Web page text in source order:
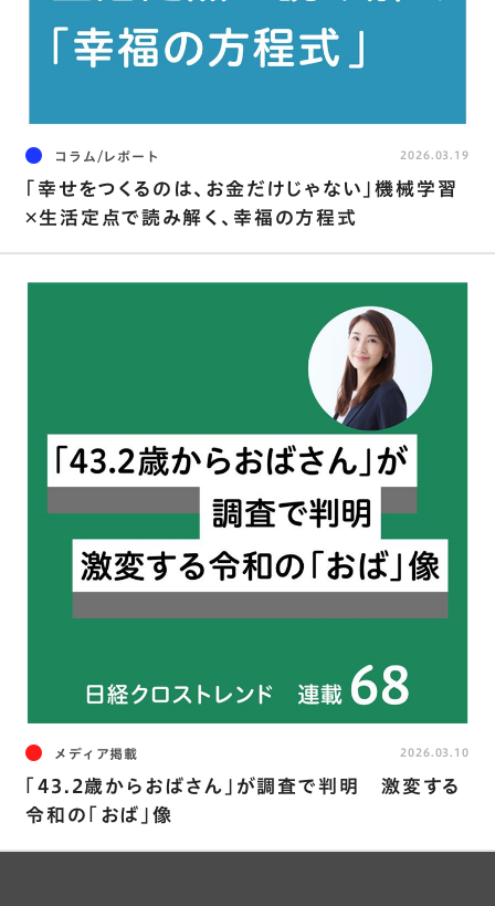
コラム/レポート
｢幸せをつくるのは、お金だけじゃない｣機械学習
×生活定点で読み解く、幸福の方程式
2026.03.19
メディア掲載
「43.2歳からおばさん」が調査で判明 激変する
令和の「おば」像
2026.03.10